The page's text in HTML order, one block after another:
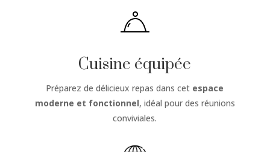
Cuisine équipée
Préparez de délicieux repas dans cet espace
moderne et fonctionnel, idéal pour des réunions
conviviales.